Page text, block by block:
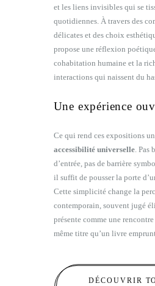
et les liens invisibles qui se
quotidiennes. À travers des
délicates et des choix
propose une réflexion
cohabitation humaine et la
interactions qui naissent du
Une expérience
Ce qui rend ces expositions
accessibilité universelle. Pas
d’entrée, pas de barrière
il suffit de pousser la porte
Cette simplicité change la
contemporain, souvent jugé
présente comme une
même titre qu’un livre
DÉCOUVRIR